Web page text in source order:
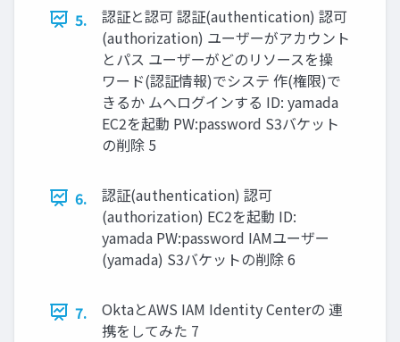
5.
認証と認可 認証(authentication) 認可
(authorization) ユーザーがアカウント
とパス ユーザーがどのリソースを操
ワード(認証情報)でシステ 作(権限)で
きるか ムへログインする ID: yamada
EC2を起動 PW:password S3バケット
の削除 5
6.
認証(authentication) 認可
(authorization) EC2を起動 ID:
yamada PW:password IAMユーザー
(yamada) S3バケットの削除 6
7.
OktaとAWS IAM Identity Centerの 連
携をしてみた 7